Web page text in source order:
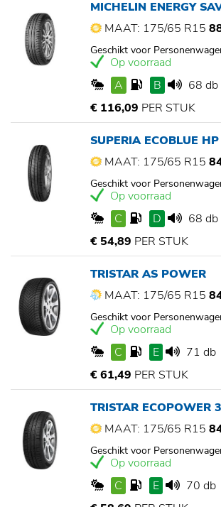
MICHELIN ENERGY
MAAT: 175/65 R15
Geschikt voor
Op voorraad
A
B
68 db
€ 116,09 PER STUK
SUPERIA ECOBLUE HP
MAAT: 175/65 R15
Geschikt voor
Op voorraad
C
D
68 db
€ 54,89 PER STUK
TRISTAR AS POWER
MAAT: 175/65 R15
Geschikt voor
Op voorraad
C
E
71 db
€ 61,49 PER STUK
TRISTAR ECOPOWER
MAAT: 175/65 R15
Geschikt voor
Op voorraad
C
E
70 db